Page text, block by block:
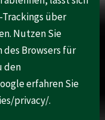
Trackings über
Nutzen Sie
Browsers für
den
erfahren Sie
privacy/.